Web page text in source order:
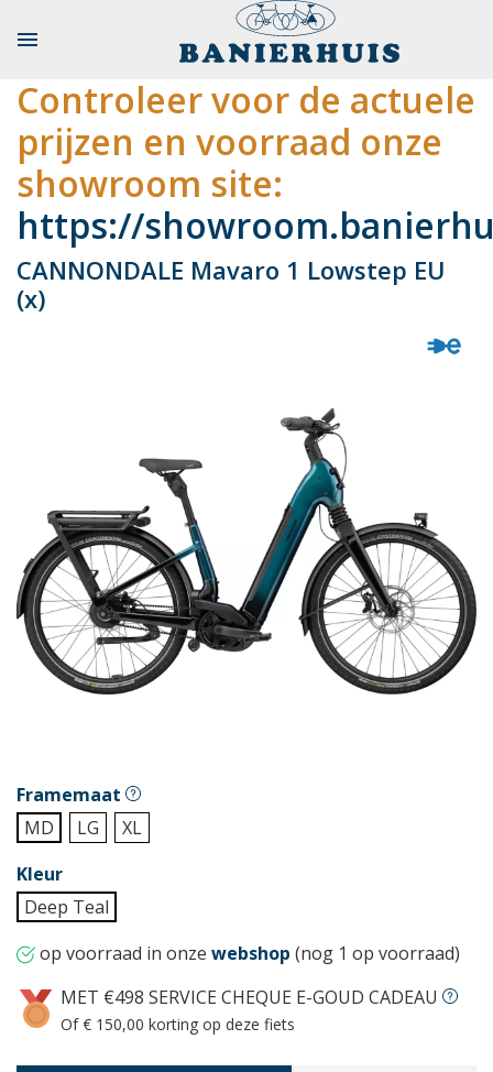

Controleer voor de actuele
prijzen en voorraad onze
showroom site:
https://
CANNONDALE Mavaro 1 Lowstep EU
(x)
Framemaat
MD
LG
XL
Kleur
Deep Teal
op voorraad in onze webshop (nog 1 op voorraad)
MET €498 SERVICE CHEQUE E-GOUD CADEAU
Of € 150,00 korting op deze fiets